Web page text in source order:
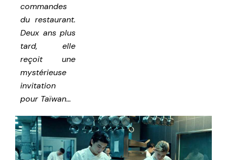
commandes
du restaurant.
Deux ans plus
tard, elle
reçoit une
mystérieuse
invitation
pour Taïwan…